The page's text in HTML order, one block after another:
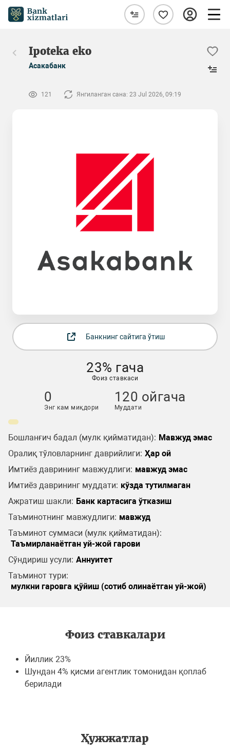
Ipoteka eko
Асакабанк
121 Янгиланган сана: 23 Jul 2026, 09:19
Банкнинг сайтига ўтиш
23% гача
Фоиз ставкаси
0
Энг кам миқдори
120 ойгача
Муддати
Бошланғич бадал (мулк қийматидан): Мавжуд эмас
Оралиқ тўловларнинг даврийлиги: Ҳар ой
Имтиёз даврининг мавжудлиги: мавжуд эмас
Имтиёз даврининг муддати: кўзда тутилмаган
Ажратиш шакли: Банк картасига ўтказиш
Таъминотнинг мавжудлиги: мавжуд
Таъминот суммаси (мулк қийматидан):
Таъмирланаётган уй-жой гарови
Сўндириш усули: Аннуитет
Таъминот тури:
мулкни гаровга қўйиш (сотиб олинаётган уй-жой)
Фоиз ставкалари
Йиллик 23%
Шундан 4% қисми агентлик томонидан қоплаб
берилади
Ҳужжатлар